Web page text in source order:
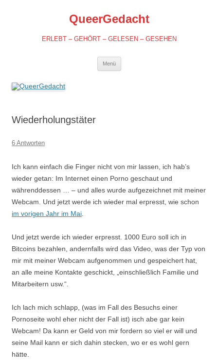
QueerGedacht
ERLEBT – GEHÖRT – GELESEN – GESEHEN
Menü
Wiederholungstäter
6 Antworten
Ich kann einfach die Finger nicht von mir lassen, ich hab’s
wieder getan: Im Internet einen Porno geschaut und
währenddessen … – und alles wurde aufgezeichnet mit meiner
Webcam. Und jetzt werde ich wieder mal erpresst, wie schon
im vorigen Jahr im Mai
Und jetzt werde ich wieder erpresst. 1000 Euro soll ich in
Bitcoins bezahlen, andernfalls wird das Video, was der Typ von
mir mit meiner Webcam aufgenommen und gespeichert hat,
an alle meine Kontakte geschickt, „einschließlich Familie und
Mitarbeitern usw.“.
Ich lach mich schlapp, (was im Fall des Besuchs einer
Pornoseite wohl eher nicht der Fall ist) isch abe gar kein
Webcam! Da kann er Geld von mir fordern so viel er will und
seine Mail kann er sich dahin stecken, wo er es wohl gern
hätte.